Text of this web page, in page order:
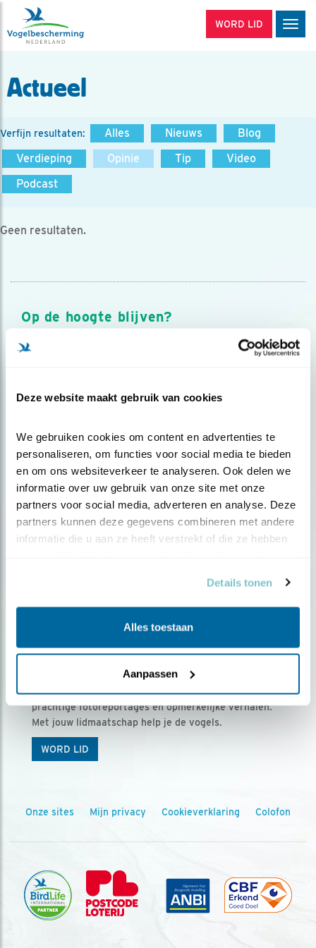
Deze website maakt gebruik van cookies
We gebruiken cookies om content en advertenties te
personaliseren, om functies voor social media te bieden
en om ons websiteverkeer te analyseren. Ook delen we
informatie over uw gebruik van onze site met onze
partners voor social media, adverteren en analyse. Deze
partners kunnen deze gegevens combineren met andere
informatie die u aan ze heeft verstrekt of die ze hebben
Details tonen
Alles toestaan
Aanpassen
WORD LID
Actueel
Verfijn resultaten: Alles Nieuws
Blog
Verdieping
Opinie Tip
Video
Podcast
Geen resultaten.
Op de hoogte blijven?
Meld je aan en ontvang nieuws, inspiratie, acties en tips
over vogels en activiteiten van Vogelbescherming.
Ontvang 5 x Vogels voor € 36,00 per jaar
Vogels is het tijdschrift voor onze leden, met
prachtige fotoreportages en opmerkelijke verhalen.
Met jouw lidmaatschap help je de vogels.
WORD LID
Onze sites Mijn privacy Cookieverklaring Colofon